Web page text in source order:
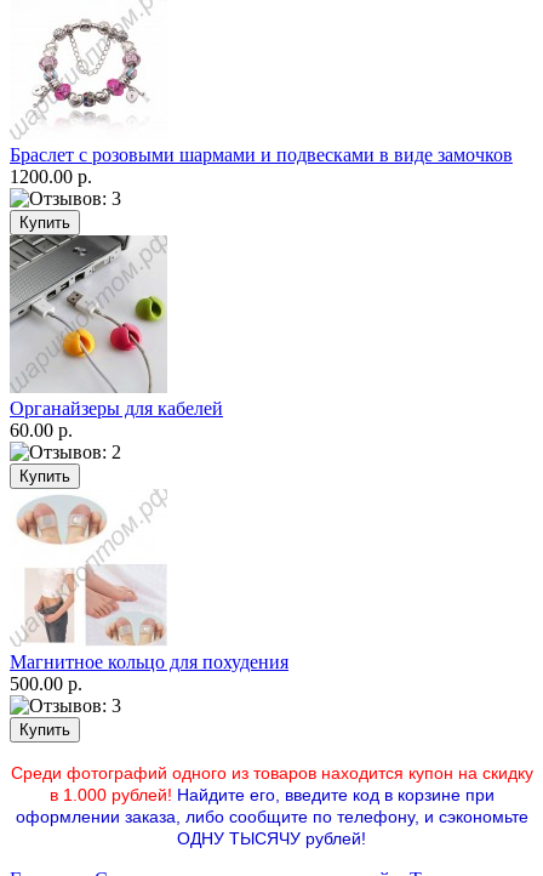
Браслет с розовыми шармами и подвесками в виде замочков
1200.00 р.
Органайзеры для кабелей
60.00 р.
Магнитное кольцо для похудения
500.00 р.
Среди фотографий одного из товаров находится купон на скидку
в 1.000 рублей! Найдите его, введите код в корзине при
оформлении заказа, либо сообщите по телефону, и сэкономьте
ОДНУ ТЫСЯЧУ рублей!